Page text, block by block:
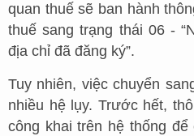
quan thuế sẽ ban hành
thuế sang trạng thái 06 -
địa chỉ đã đăng ký”.
Tuy nhiên, việc chuyển
nhiều hệ lụy. Trước hết,
công khai trên hệ thống